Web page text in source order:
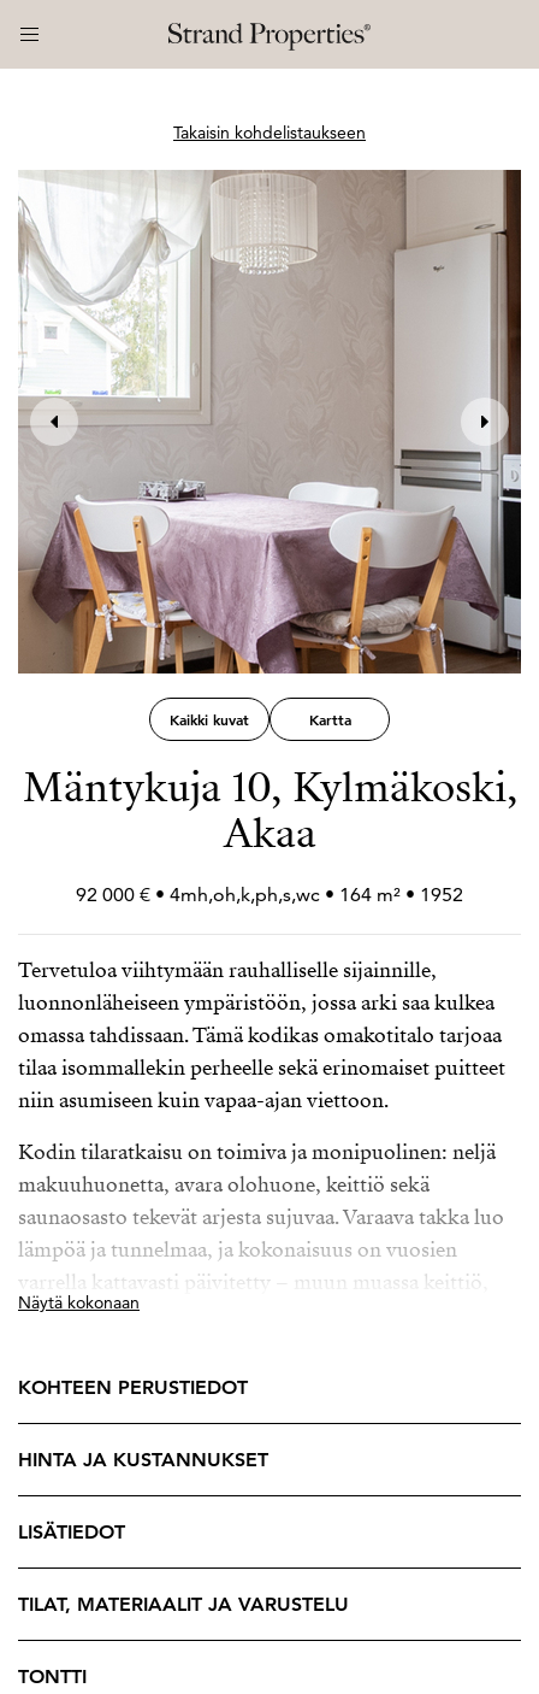
Takaisin kohdelistaukseen
Kaikki kuvat Kartta
Mäntykuja 10, Kylmäkoski,
Akaa
92 000 € • 4mh,oh,k,ph,s,wc • 164 m² • 1952
Tervetuloa viihtymään rauhalliselle sijainnille,
luonnonläheiseen ympäristöön, jossa arki saa kulkea
omassa tahdissaan. Tämä kodikas omakotitalo tarjoaa
tilaa isommallekin perheelle sekä erinomaiset puitteet
niin asumiseen kuin vapaa-ajan viettoon.
Kodin tilaratkaisu on toimiva ja monipuolinen: neljä
makuuhuonetta, avara olohuone, keittiö sekä
saunaosasto tekevät arjesta sujuvaa. Varaava takka luo
lämpöä ja tunnelmaa, ja kokonaisuus on vuosien
varrella kattavasti päivitetty – muun muassa keittiö,
kylpyhuone, putkistot sekä sähköjärjestelmät on
Talon sydän löytyy sen pihapiiristä. Reilun kokoinen,
noin 1600 m² tasamaatontti tarjoaa runsaasti
mahdollisuuksia puutarhanhoitoon, viljelyyn tai
vaikkapa oleskelualueiden toteuttamiseen. Täällä voit
luoda juuri oman näköisesi pihakeitaan – tilaa riittää
niin hyötypuutarhalle kuin lasten leikeille.
Lisäksi kiinteistöllä on autotalli sekä hyvin säilytystilaa.
Sijainti tarjoaa rauhaa ja yksityisyyttä, mutta arjen
peruspalvelut ovat silti saavutettavissa.
Näytä kokonaan
KOHTEEN PERUSTIEDOT
HINTA JA KUSTANNUKSET
LISÄTIEDOT
TILAT, MATERIAALIT JA VARUSTELU
TONTTI